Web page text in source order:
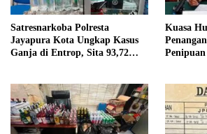
Satresnarkoba Polresta
Jayapura Kota Ungkap Kasus
Ganja di Entrop, Sita 93,72
Kuasa